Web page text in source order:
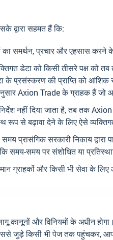
द्वारा सहमत हैं कि:
समर्थन, प्रचार और एहसास करने
डेटा को किसी तीसरे पक्ष को
प्रसंस्करण की प्राप्ति को आंशिक
Axion Trade के ग्राहक हैं जो
नहीं दिया जाता है, तब तक
रूप से बढ़ावा देने के लिए ऐसे
प्रासंगिक सरकारी निकाय द्वारा
समय-समय पर संशोधित या
ग्राहकों और किसी भी सेवा के
कानूनों और विनियमों के अधीन
जुड़े किसी भी पेज तक पहुंचकर, आप